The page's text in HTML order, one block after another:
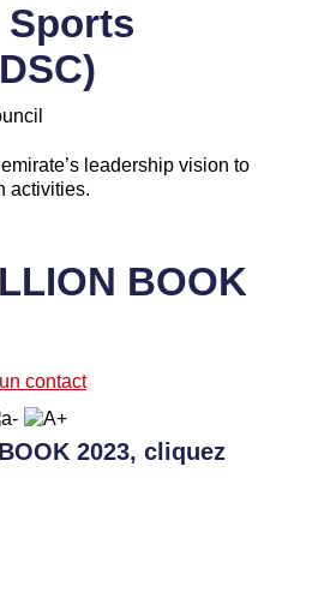
Sports
leadership vision to
activities.
BOOK
2023, cliquez